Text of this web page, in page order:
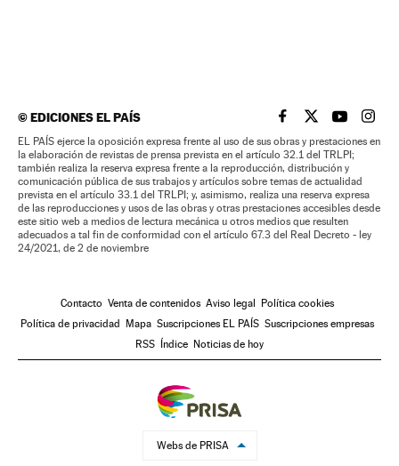
©EDICIONES EL PAÍS EL PAÍS BRASIL EN
EL PAÍSEL PAÍS
EL
EL PAÍS ejerce la oposición expresa frente al uso de sus obras y prestaciones en
la elaboración de revistas de prensa prevista en el artículo 32.1 del TRLPI;
también realiza la reserva expresa frente a la reproducción, distribución y
comunicación pública de sus trabajos y artículos sobre temas de actualidad
prevista en el artículo 33.1 del TRLPI; y, asimismo, realiza una reserva expresa
de las reproducciones y usos de las obras y otras prestaciones accesibles desde
este sitio web a medios de lectura mecánica u otros medios que resulten
adecuados a tal fin de conformidad con el artículo 67.3 del Real Decreto - ley
24/2021, de 2 de noviembre
Contacto Venta de contenidos Aviso legal
Política cookies
Política de privacidad
Mapa Suscripciones EL PAÍS Suscripciones empresas
RSS
Índice Noticias de hoy
Webs de PRISA